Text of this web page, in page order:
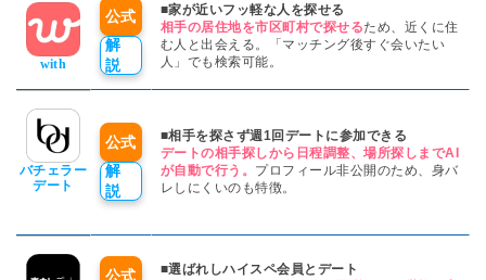
with
公式
解
説
■家が近いフッ軽な人を探せる
相手の居住地を市区町村で探せるため、近くに住
む人と出会える。「マッチング後すぐ会いたい
人」でも検索可能。
バチェラー
デート
公式
解
説
■相手を探さず週1回デートに参加できる
デートの相手探しから日程調整、場所探しまでAI
が自動で行う。 プロフィール非公開のため、身バ
レしにくいのも特徴。
公式
■選ばれしハイスペ会員とデート